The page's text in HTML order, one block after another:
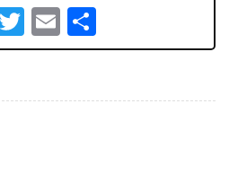
Twitter
Email
有